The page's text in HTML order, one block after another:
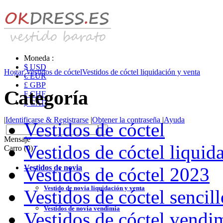
Moneda :
$ USD
€ EUR
£ GBP
₣ CHF
$ CAD
|Identificarse & Registrarse |Obtener la contraseña |Ayuda
Mensaje
Carro (0)
Vestidos de novia
Vestido de novia liquidación y venta
Vestidos de novia vendimia
Hogar Vestidos de cóctelVestidos de cóctel liquidación y venta
Categoría
Vestidos de cóctel
Vestidos de cóctel
Vestidos de cóctel 2023
Vestidos de cóctel